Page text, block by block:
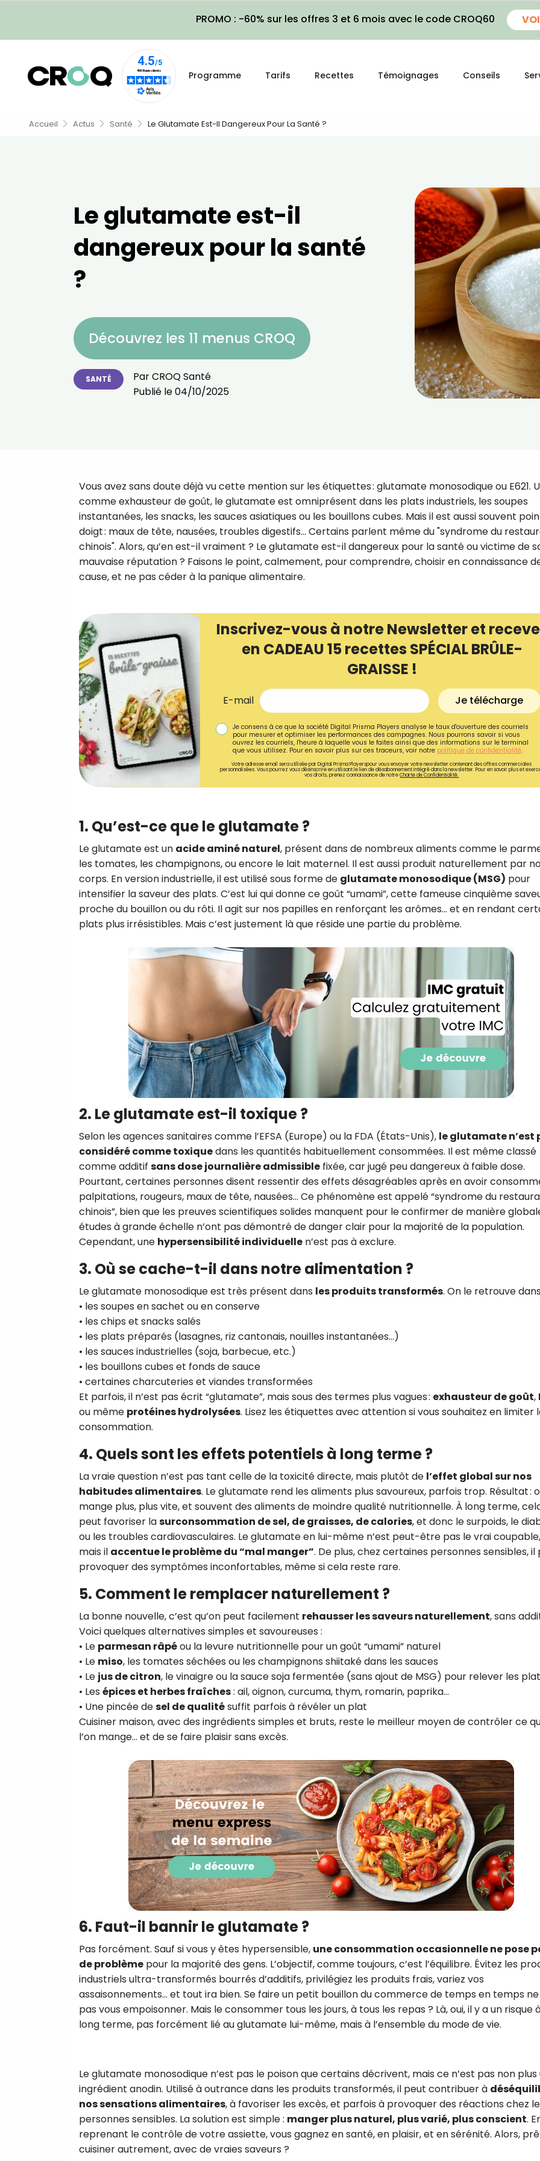
PROMO : -60% sur les offres 3 et 6 mois avec le code CROQ60
Programme Tarifs Recettes Témoignages Conseils
Accueil Actus Santé Le Glutamate Est-Il Dangereux Pour La Santé ?
Le glutamate est-il
dangereux pour la santé
?
Découvrez les 11 menus CROQ
SANTÉ ParCROQ Santé
Publié le04/10/2025
Vous avez sans doute déjà vu cette mention sur les étiquettes : glutamate monosodique ou E621.
comme exhausteur de goût, le glutamate est omniprésent dans les plats industriels, les soupes
instantanées, les snacks, les sauces asiatiques ou les bouillons cubes. Mais il est aussi souvent
doigt : maux de tête, nausées, troubles digestifs… Certains parlent même du "syndrome du
chinois". Alors, qu’en est-il vraiment ? Le glutamate est-il dangereux pour la santé ou victime de
mauvaise réputation ? Faisons le point, calmement, pour comprendre, choisir en connaissance
cause, et ne pas céder à la panique alimentaire.
Inscrivez-vous à notre Newsletter et
en CADEAU 15 recettes SPÉCIAL BRÛLE-
GRAISSE !
E-mail Je télécharge
Je consens à ce que la société Digital Prisma Players analyse le taux d'ouverture des courriels
pour mesurer et optimiser les performances des campagnes. Nous pourrons savoir si vous
ouvrez les courriels, l'heure à laquelle vous le faites ainsi que des informations sur le terminal
que vous utilisez. Pour en savoir plus sur ces traceurs, voir notre politique de confidentialité.
Votre adresse email sera utilisée par Digital Prisma Playerspour vous envoyer votre newsletter contenant des offres commerciales
personnalisées. Vous pourrez vous désinscrire en utilisant le lien de désabonnement intégré dans la newsletter. Pour en savoir plus et
vos droits, prenez connaissance de notreCharte de Confidentialité.
1. Qu’est-ce que le glutamate ?
Le glutamate est un acide aminé naturel, présent dans de nombreux aliments comme le
les tomates, les champignons, ou encore le lait maternel. Il est aussi produit naturellement par
corps. En version industrielle, il est utilisé sous forme de glutamate monosodique (MSG) pour
intensifier la saveur des plats. C’est lui qui donne ce goût “umami”, cette fameuse cinquième
proche du bouillon ou du rôti. Il agit sur nos papilles en renforçant les arômes… et en rendant
plats plus irrésistibles. Mais c’est justement là que réside une partie du problème.
2. Le glutamate est-il toxique ?
Selon les agences sanitaires comme l’EFSA (Europe) ou la FDA (États-Unis), le glutamate n’est
considéré comme toxiquedans les quantités habituellement consommées. Il est même classé
comme additif sans dose journalière admissible fixée, car jugé peu dangereux à faible dose.
Pourtant, certaines personnes disent ressentir des effets désagréables après en avoir
palpitations, rougeurs, maux de tête, nausées… Ce phénomène est appelé “syndrome du
chinois”, bien que les preuves scientifiques solides manquent pour le confirmer de manière
études à grande échelle n’ont pas démontré de danger clair pour la majorité de la population.
Cependant, une hypersensibilité individuelle n’est pas à exclure.
3. Où se cache-t-il dans notre alimentation ?
Le glutamate monosodique est très présent dans les produits transformés. On le retrouve
• les soupes en sachet ou en conserve
• les chips et snacks salés
• les plats préparés (lasagnes, riz cantonais, nouilles instantanées…)
• les sauces industrielles (soja, barbecue, etc.)
• les bouillons cubes et fonds de sauce
• certaines charcuteries et viandes transformées
Et parfois, il n’est pas écrit “glutamate”, mais sous des termes plus vagues : exhausteur de goût,
ou même protéines hydrolysées. Lisez les étiquettes avec attention si vous souhaitez en limiter
consommation.
4. Quels sont les effets potentiels à long terme ?
La vraie question n’est pas tant celle de la toxicité directe, mais plutôt de l’effet global sur nos
habitudes alimentaires. Le glutamate rend les aliments plus savoureux, parfois trop. Résultat :
mange plus, plus vite, et souvent des aliments de moindre qualité nutritionnelle. À long terme,
peut favoriser lasurconsommation de sel, de graisses, de calories, et donc le surpoids, le
ou les troubles cardiovasculaires. Le glutamate en lui-même n’est peut-être pas le vrai coupable,
mais il accentue le problème du “mal manger”. De plus, chez certaines personnes sensibles, il
provoquer des symptômes inconfortables, même si cela reste rare.
5. Comment le remplacer naturellement ?
La bonne nouvelle, c’est qu’on peut facilement rehausser les saveurs naturellement, sans
Voici quelques alternatives simples et savoureuses :
• Le parmesan râpéou la levure nutritionnelle pour un goût “umami” naturel
• Le miso, les tomates séchées ou les champignons shiitaké dans les sauces
• Le jus de citron, le vinaigre ou la sauce soja fermentée (sans ajout de MSG) pour relever les
• Les épices et herbes fraîches: ail, oignon, curcuma, thym, romarin, paprika…
• Une pincée desel de qualitésuffit parfois à révéler un plat
Cuisiner maison, avec des ingrédients simples et bruts, reste le meilleur moyen de contrôler ce
l’on mange… et de se faire plaisir sans excès.
6. Faut-il bannir le glutamate ?
Pas forcément. Sauf si vous y êtes hypersensible, une consommation occasionnelle ne pose
de problème pour la majorité des gens. L’objectif, comme toujours, c’est l’équilibre. Évitez les
industriels ultra-transformés bourrés d’additifs, privilégiez les produits frais, variez vos
assaisonnements… et tout ira bien. Se faire un petit bouillon du commerce de temps en temps
pas vous empoisonner. Mais le consommer tous les jours, à tous les repas ? Là, oui, il y a un risque
long terme, pas forcément lié au glutamate lui-même, mais à l’ensemble du mode de vie.
Le glutamate monosodique n’est pas le poison que certains décrivent, mais ce n’est pas non plus
ingrédient anodin. Utilisé à outrance dans les produits transformés, il peut contribuer à
nos sensations alimentaires, à favoriser les excès, et parfois à provoquer des réactions chez
personnes sensibles. La solution est simple : manger plus naturel, plus varié, plus conscient.
reprenant le contrôle de votre assiette, vous gagnez en santé, en plaisir, et en sérénité. Alors,
cuisiner autrement, avec de vraies saveurs ?
Recevez gratuitement
recettes inédites de
Ainsi que la newsletter
CROQ.
Je consens à ce que la société
Prisma Players analyse le taux
des courriels pour mesurer et
performances des campagnes.
pourrons savoir si vous ouvrez les
l'heure à laquelle vous le faites ainsi
des informations sur le terminal
utilisez. Pour en savoir plus sur ces
voir notrepolitique de confidentialité
Votre adresse email sera utilisée par Digital Prisma